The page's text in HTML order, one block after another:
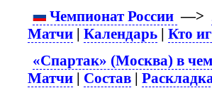
Чемпионат России —>
Матчи |Календарь |Кто
«Спартак» (Москва) в
Матчи | Состав |